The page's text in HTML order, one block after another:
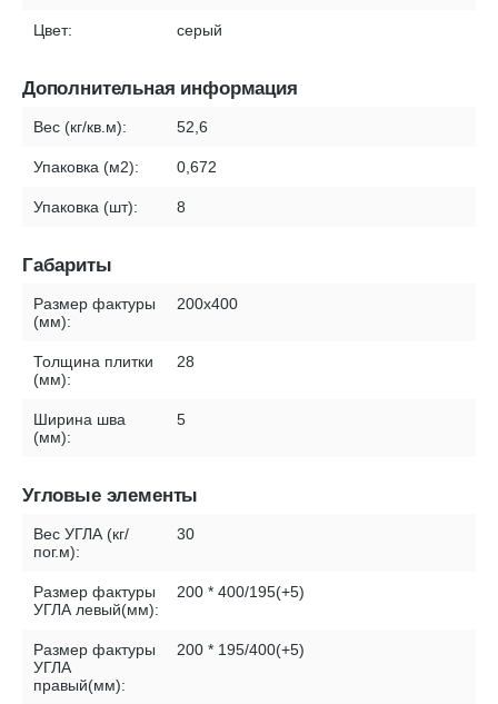
Цвет: серый
Дополнительная информация
Вес (кг/кв.м): 52,6
Упаковка (м2): 0,672
Упаковка (шт): 8
Габариты
Размер фактуры
(мм):
200х400
Толщина плитки
(мм):
28
Ширина шва
(мм):
5
Угловые элементы
Вес УГЛА (кг/
пог.м):
30
Размер фактуры
УГЛА левый(мм):
200 * 400/195(+5)
Размер фактуры
УГЛА
правый(мм):
200 * 195/400(+5)